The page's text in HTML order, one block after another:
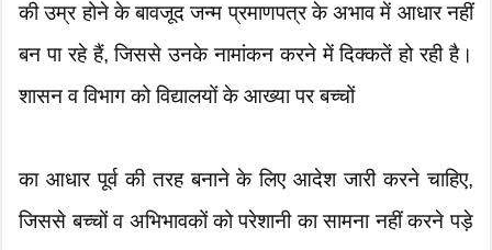
की उम्र होने के बावजूद जन्म प्रमाणपत्र के अभाव में आधार नहीं
बन पा रहे हैं, जिससे उनके नामांकन करने में दिक्कतें हो रही है।
शासन व विभाग को विद्यालयों के आख्या पर बच्चों
का आधार पूर्व की तरह बनाने के लिए आदेश जारी करने चाहिए,
जिससे बच्चों व अभिभावकों को परेशानी का सामना नहीं करने पड़े